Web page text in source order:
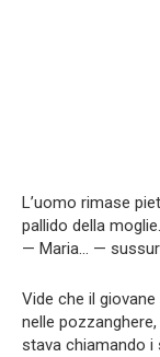
L’uomo rimase
pallido della moglie.
— Maria… —
Vide che il
nelle
stava chiamando